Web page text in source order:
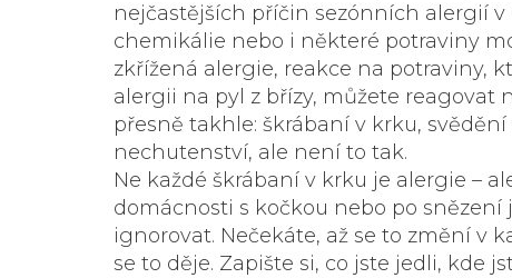
nejčastějších příčin sezónních alergií v
chemikálie nebo i některé potraviny
zkřížená alergie, reakce na potraviny,
alergii na pyl z břízy, můžete reagovat
přesně takhle: škrábaní v krku,
nechutenství, ale není to tak.
Ne každé škrábaní v krku je alergie –
domácnosti s kočkou nebo po
ignorovat. Nečekáte, až se to změní v
se to děje. Zapište si, co jste jedli, kde